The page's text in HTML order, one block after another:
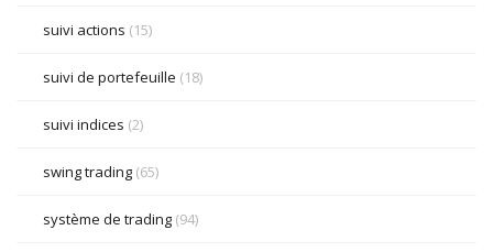
suivi actions (15)
suivi de portefeuille (18)
suivi indices (2)
swing trading (65)
système de trading (94)